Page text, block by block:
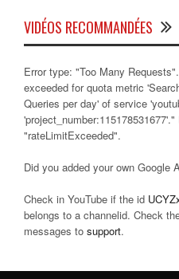
VIDÉOS RECOMMANDÉES
Error type: "Too Many
exceeded for quota metric
Queries per day' of service
"rateLimitExceeded".
Did you added your own Google
Check in YouTube if the id
belongs to a channelid. Check
messages to support.